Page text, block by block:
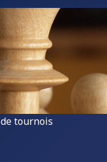
tournois